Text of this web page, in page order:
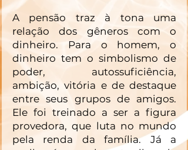
A pensão traz à tona uma
relação dos gêneros com o
dinheiro. Para o homem, o
dinheiro tem o simbolismo de
poder, autossuficiência,
ambição, vitória e de destaque
entre seus grupos de amigos.
Ele foi treinado a ser a figura
provedora, que luta no mundo
pela renda da família. Já a